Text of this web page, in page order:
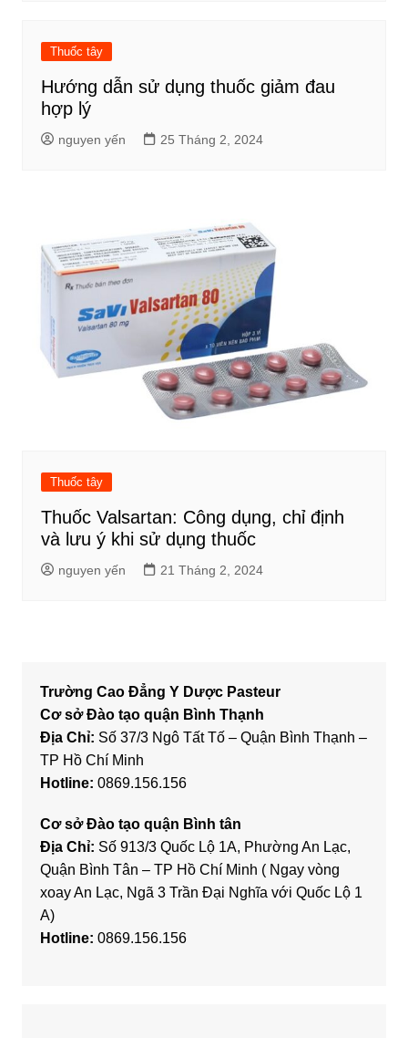
Thuốc tây
Hướng dẫn sử dụng thuốc giảm đau
hợp lý
nguyen yến 25 Tháng 2, 2024
Thuốc tây
Thuốc Valsartan: Công dụng, chỉ định
và lưu ý khi sử dụng thuốc
nguyen yến 21 Tháng 2, 2024
Trường Cao Đẳng Y Dược Pasteur
Cơ sở Đào tạo quận Bình Thạnh
Địa Chỉ: Số 37/3 Ngô Tất Tố – Quận Bình Thạnh –
TP Hồ Chí Minh
Hotline: 0869.156.156
Cơ sở Đào tạo quận Bình tân
Địa Chỉ: Số 913/3 Quốc Lộ 1A, Phường An Lạc,
Quận Bình Tân – TP Hồ Chí Minh ( Ngay vòng
xoay An Lạc, Ngã 3 Trần Đại Nghĩa với Quốc Lộ 1
A)
Hotline: 0869.156.156